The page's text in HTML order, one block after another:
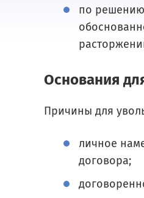
по решению
Основания
Причины для
личное
договора;